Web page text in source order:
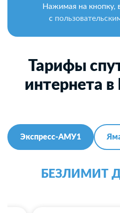
Нажимая на кнопку,
с
Тарифы
интернета
Экспресс-АМУ1
БЕЗЛИМИТ